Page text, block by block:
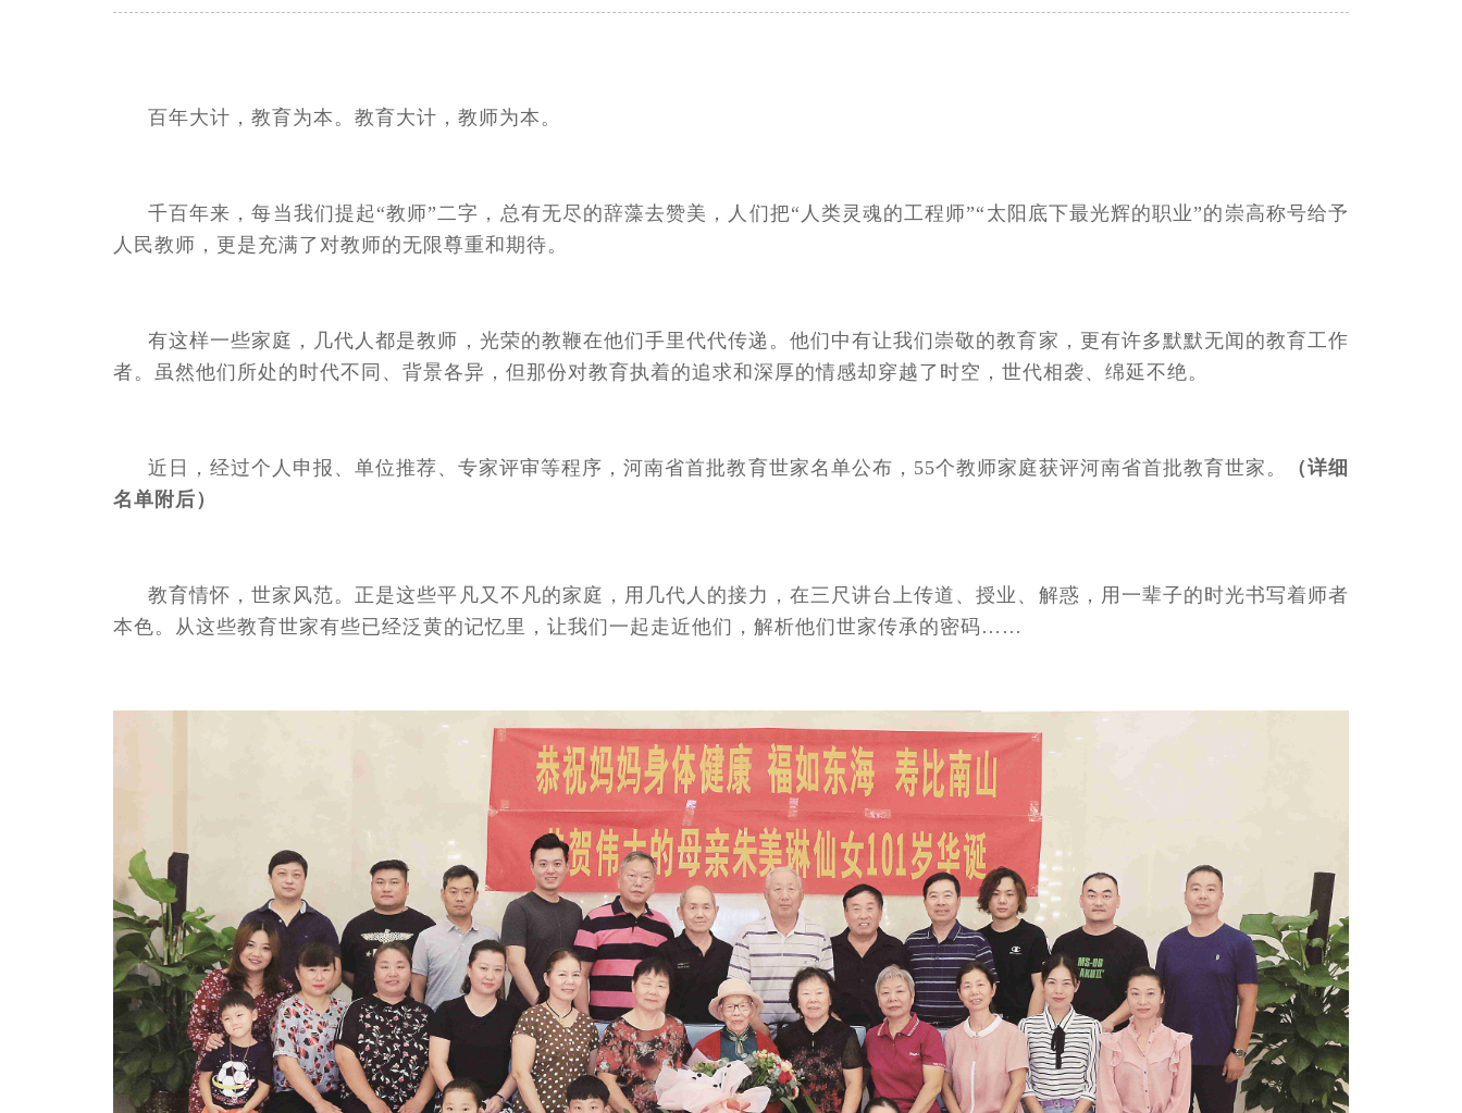
百年大计，教育为本。教育大计，教师为本。
千百年来，每当我们提起“教师”二字，总有无尽的辞藻去赞美，人们把“人类灵魂的工程师”“太阳底下最光辉的职业”的崇高称号给予
人民教师，更是充满了对教师的无限尊重和期待。
有这样一些家庭，几代人都是教师，光荣的教鞭在他们手里代代传递。他们中有让我们崇敬的教育家，更有许多默默无闻的教育工作
者。虽然他们所处的时代不同、背景各异，但那份对教育执着的追求和深厚的情感却穿越了时空，世代相袭、绵延不绝。
近日，经过个人申报、单位推荐、专家评审等程序，河南省首批教育世家名单公布，55个教师家庭获评河南省首批教育世家。
（详细
名单附后）
教育情怀，世家风范。正是这些平凡又不凡的家庭，用几代人的接力，在三尺讲台上传道、授业、解惑，用一辈子的时光书写着师者
本色。从这些教育世家有些已经泛黄的记忆里，让我们一起走近他们，解析他们世家传承的密码……